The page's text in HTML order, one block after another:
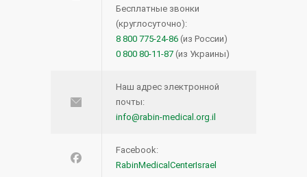
Бесплатные звонки
(круглосуточно):
8 800 775-24-86 (из России)
0 800 80-11-87 (из Украины)
Наш адрес электронной
почты:
info@rabin-medical.org.il
Facebook:
RabinMedicalCenterIsrael